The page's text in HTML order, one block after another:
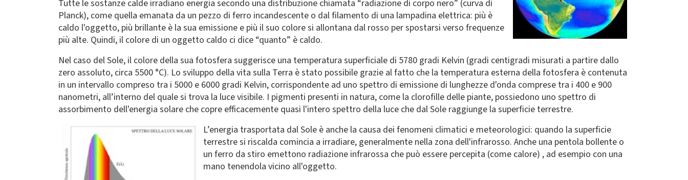
Tutte le sostanze calde irradiano energia secondo una distribuzione chiamata “radiazione di corpo nero” (curva di
Planck), come quella emanata da un pezzo di ferro incandescente o dal filamento di una lampadina elettrica: più è
caldo l'oggetto, più brillante è la sua emissione e più il suo colore si allontana dal rosso per spostarsi verso frequenze
più alte. Quindi, il colore di un oggetto caldo ci dice “quanto” è caldo.
Nel caso del Sole, il colore della sua fotosfera suggerisce una temperatura superficiale di 5780 gradi Kelvin (gradi centigradi misurati a partire dallo
zero assoluto, circa 5500 °C). Lo sviluppo della vita sulla Terra è stato possibile grazie al fatto che la temperatura esterna della fotosfera è contenuta
in un intervallo compreso tra i 5000 e 6000 gradi Kelvin, corrispondente ad uno spettro di emissione di lunghezze d'onda comprese tra i 400 e 900
nanometri, all’interno del quale si trova la luce visibile. I pigmenti presenti in natura, come la clorofille delle piante, possiedono uno spettro di
assorbimento dell'energia solare che copre efficacemente quasi l'intero spettro della luce che dal Sole raggiunge la superficie terrestre.
L’energia trasportata dal Sole è anche la causa dei fenomeni climatici e meteorologici: quando la superficie
terrestre si riscalda comincia a irradiare, generalmente nella zona dell'infrarosso. Anche una pentola bollente o
un ferro da stiro emettono radiazione infrarossa che può essere percepita (come calore) , ad esempio con una
mano tenendola vicino all'oggetto.